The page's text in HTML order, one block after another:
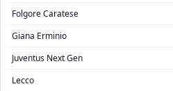
Folgore Caratese
Giana Erminio
Juventus Next Gen
Lecco